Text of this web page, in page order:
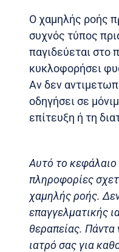
Ο χαμηλής ροής
συχνός τύπος
παγιδεύεται στο
κυκλοφορήσει
Αν δεν
οδηγήσει σε
επίτευξη ή τη
Αυτό το κεφάλαιο
πληροφορίες
χαμηλής ροής.
επαγγελματικής
θεραπείας.
ιατρό σας για